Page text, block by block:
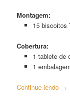
Montagem:
15 biscoitos
Cobertura:
1 tablete de
1
Continue lendo →